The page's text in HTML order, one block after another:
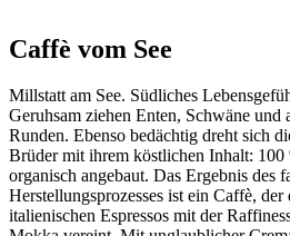
Caffè vom See
Millstatt am See. Südliches
Geruhsam ziehen Enten, Schwäne und
Runden. Ebenso bedächtig dreht sich
Brüder mit ihrem köstlichen Inhalt: 100
organisch angebaut. Das Ergebnis des
Herstellungsprozesses ist ein Caffè,
italienischen Espressos mit der